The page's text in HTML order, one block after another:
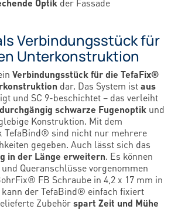
Optik der Fassade
Verbindungsstück für
Unterkonstruktion
Verbindungsstück für die TefaFix®
dar. Das System istaus
und SC 9-beschichtet – das verleiht
durchgängig schwarze Fugenoptik und
Konstruktion. Mit dem
TefaBind® sind nicht nur mehrere
gegeben. Auch lässt sich das
in der Länge erweitern. Es können
Queranschlüsse vorgenommen
FB Schraube in 4,2 x 17 mm in
der TefaBind® einfach fixiert
Zubehörspart Zeit und Mühe